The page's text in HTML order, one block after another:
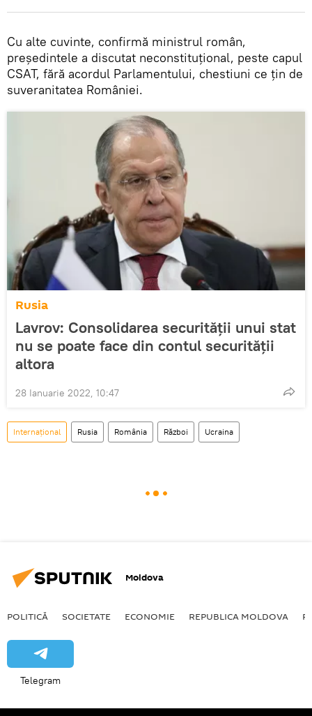
Cu alte cuvinte, confirmă ministrul român,
președintele a discutat neconstituțional, peste capul
CSAT, fără acordul Parlamentului, chestiuni ce țin de
suveranitatea României.
Rusia
Lavrov: Consolidarea securității unui stat
nu se poate face din contul securității
altora
28 Ianuarie 2022, 10:47
Internațional Rusia România Război Ucraina
Moldova
POLITICĂ SOCIETATE ECONOMIE REPUBLICA MOLDOVA
Telegram